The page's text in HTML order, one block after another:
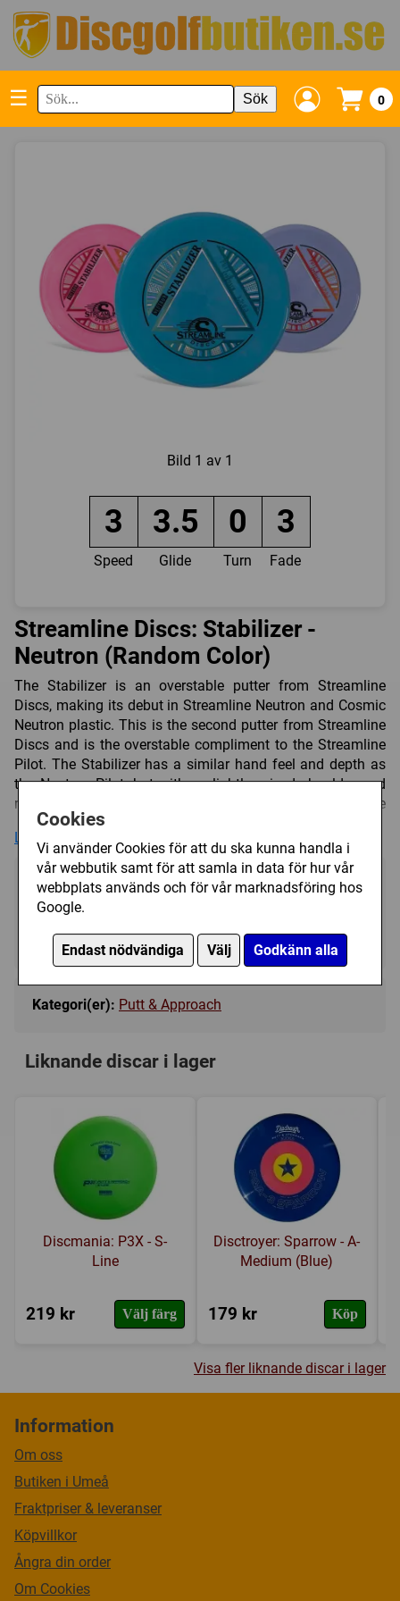
Cookies
Vi använder Cookies för att du ska kunna handla i
vår webbutik samt för att samla in data för hur vår
webbplats används och för vår marknadsföring hos
Google.
Endast nödvändiga Välj Godkänn alla
☰ Sök 0
Bild 1 av 1
3 3.5 0 3
Speed Glide Turn Fade
Streamline Discs: Stabilizer -
Neutron (Random Color)
The Stabilizer is an overstable putter from Streamline
Discs, making its debut in Streamline Neutron and Cosmic
Neutron plastic. This is the second putter from Streamline
Discs and is the overstable compliment to the Streamline
Pilot. The Stabilizer has a similar hand feel and depth as
the Neutron Pilot, but with a slightly raised shoulder and
more pointed nose that produces a flatter and more stable
putter. The Stabilizers defining flight characteristic is
straight flights with minimal turn, into a strong finishing
fade for point and shoot accuracy on the approach.
Trycket på discen kan variera i färg och form.
Läs mer
179 kr Bevaka
Tillfälligt slut
Kategori(er): Putt & Approach
Liknande discar i lager
Discmania: P3X - S-
Line
219 kr Välj färg
Disctroyer: Sparrow - A-
Medium (Blue)
179 kr Köp
Visa fler liknande discar i lager
Information
Om oss
Butiken i Umeå
Fraktpriser & leveranser
Köpvillkor
Ångra din order
Om Cookies